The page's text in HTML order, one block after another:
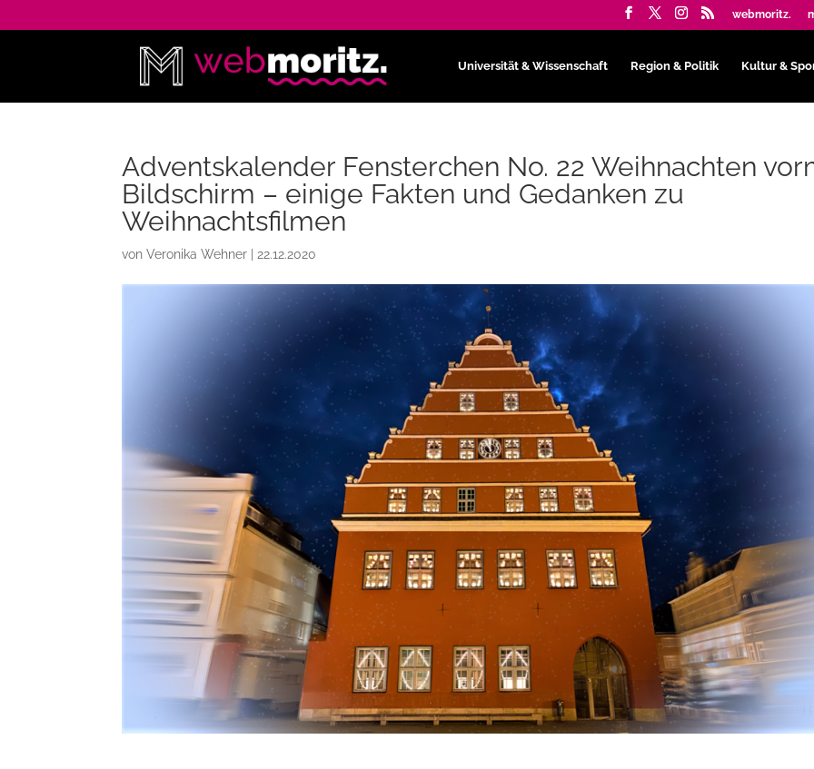
webmoritz.
Universität & Wissenschaft Region & Politik Kultur &
Adventskalender Fensterchen No. 22 Weihnachten
Bildschirm – einige Fakten und Gedanken zu
Weihnachtsfilmen
vonVeronika Wehner 22.12.2020